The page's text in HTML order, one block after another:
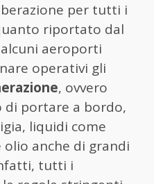
per tutti i
riportato dal
aeroporti
operativi gli
, ovvero
portare a bordo,
liquidi come
anche di grandi
tutti i